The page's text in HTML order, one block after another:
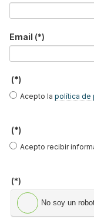
Email (*)
(*)
Acepto la política de
(*)
Acepto recibir
(*)
No soy un